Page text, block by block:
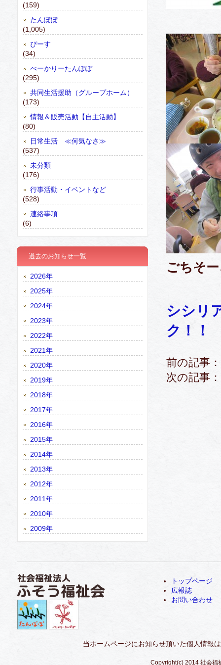
ごちそ
シシリ
ク！！
前の記事
次の記事
(159)
たんぽぽ
(1,005)
ぴーす
(34)
べーかりーたんぽぽ
(295)
共同生活援助（グループホーム）
(173)
情報＆販売活動【自主活動】
(80)
日常生活 ≪何気なさ≫
(537)
未分類
(176)
行事活動・イベントなど
(528)
連絡事項
(6)
過去のお知らせ一覧
2026年
2025年
2024年
2023年
2022年
2021年
2020年
2019年
2018年
2017年
2016年
2015年
2014年
2013年
2012年
2011年
2010年
2009年
トップページ
広報誌
お問い合わせ
当ホームページにお知らせ頂いた個人情報
Copyright(c) 2014 社会